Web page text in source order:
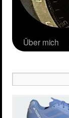
Über mich